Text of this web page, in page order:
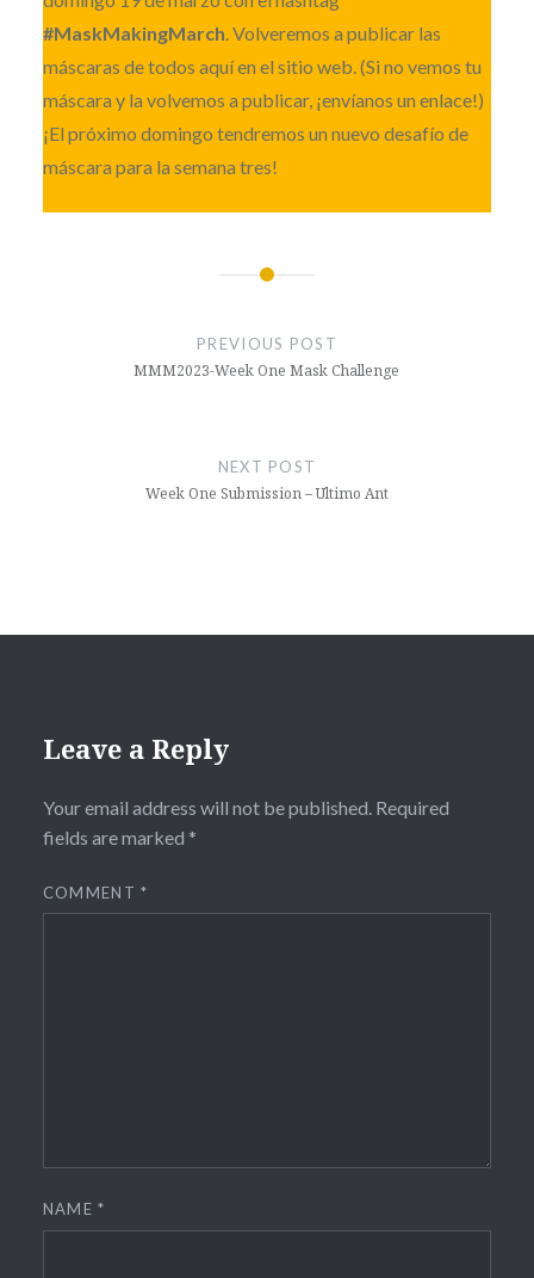
#MaskMakingMarch. Volveremos a publicar las
máscaras de todos aquí en el sitio web. (Si no vemos tu
máscara y la volvemos a publicar, ¡envíanos un enlace!)
¡El próximo domingo tendremos un nuevo desafío de
máscara para la semana tres!
PREVIOUS POST
MMM2023-Week One Mask Challenge
NEXT POST
Week One Submission – Ultimo Ant
Leave a Reply
Your email address will not be published. Required
fields are marked *
COMMENT*
NAME*